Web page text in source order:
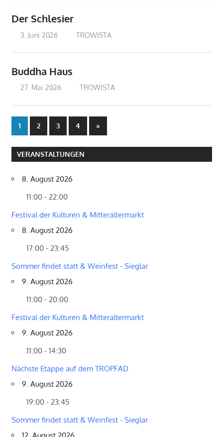
Der Schlesier
3. Juni 2026 treffpunkt
TROWISTA
Buddha Haus
27. Mai 2026 treffpunkt
TROWISTA
Seitennummerierung
der
Beiträge
1 2 3 4
Nächste
Beiträge
»
VERANSTALTUNGEN
8. August 2026
11:00 - 22:00
Festival der Kulturen & Mitteraltermarkt
8. August 2026
17:00 - 23:45
Sommer findet statt & Weinfest - Sieglar
9. August 2026
11:00 - 20:00
Festival der Kulturen & Mitteraltermarkt
9. August 2026
11:00 - 14:30
Nächste Etappe auf dem TROPFAD
9. August 2026
19:00 - 23:45
Sommer findet statt & Weinfest - Sieglar